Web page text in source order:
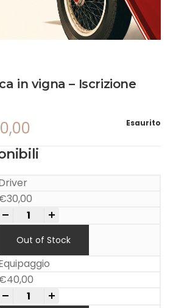
in vigna – Iscrizione
Esaurito
30,00
Out of Stock
40,00